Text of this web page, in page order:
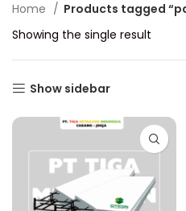
Home
Products tagged
Showing the single result
Show sidebar